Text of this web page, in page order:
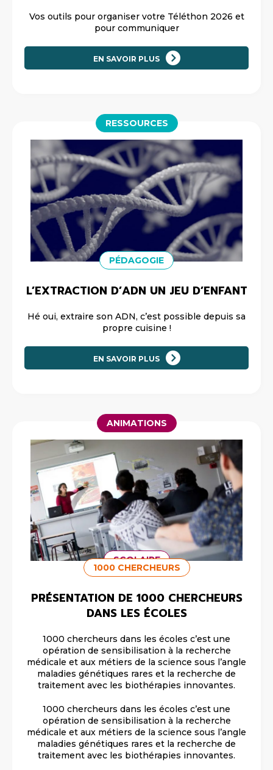
Vos outils pour organiser votre Téléthon 2026 et
pour communiquer
EN SAVOIR PLUS
RESSOURCES
PÉDAGOGIE
L’EXTRACTION D’ADN UN JEU D’ENFANT
Hé oui, extraire son ADN, c’est possible depuis sa
propre cuisine !
EN SAVOIR PLUS
ANIMATIONS
SCOLAIRE
1000 CHERCHEURS
PRÉSENTATION DE 1000 CHERCHEURS
DANS LES ÉCOLES
1000 chercheurs dans les écoles c’est une
opération de sensibilisation à la recherche
médicale et aux métiers de la science sous l’angle
maladies génétiques rares et la recherche de
traitement avec les biothérapies innovantes.
1000 chercheurs dans les écoles c’est une
opération de sensibilisation à la recherche
médicale et aux métiers de la science sous l’angle
maladies génétiques rares et la recherche de
traitement avec les biothérapies innovantes.